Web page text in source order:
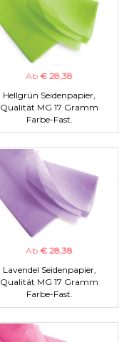
Ab € 28,38
Hellgrün Seidenpapier,
Qualität MG 17 Gramm
Farbe-Fast.
Ab € 28,38
Lavendel Seidenpapier,
Qualität MG 17 Gramm
Farbe-Fast.